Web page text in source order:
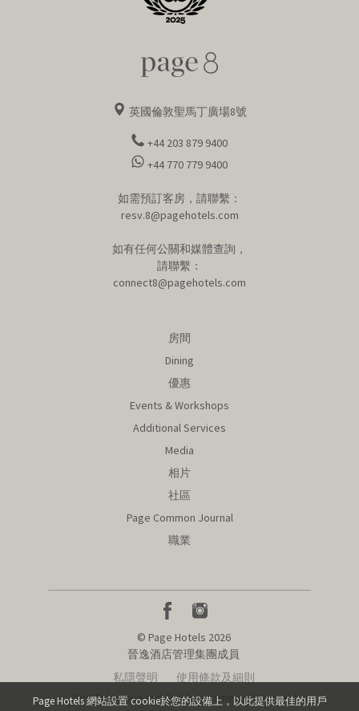
英國倫敦聖馬丁廣場8號
+44 203 879 9400
+44 770 779 9400
如需預訂客房，請聯繫：
resv.8@pagehotels.com
如有任何公關和媒體查詢，
請聯繫：
connect8@pagehotels.com
房間
Dining
優惠
Events & Workshops
Additional Services
Media
相片
社區
Page Common Journal
職業
© Page Hotels 2026
晉逸酒店管理集團成員
私隱聲明
使用條款及細則
Zero Tolerance and Anti-harassment Statement
Page Hotels 網站設置 cookie於您的設備上，以此提供最佳的用戶